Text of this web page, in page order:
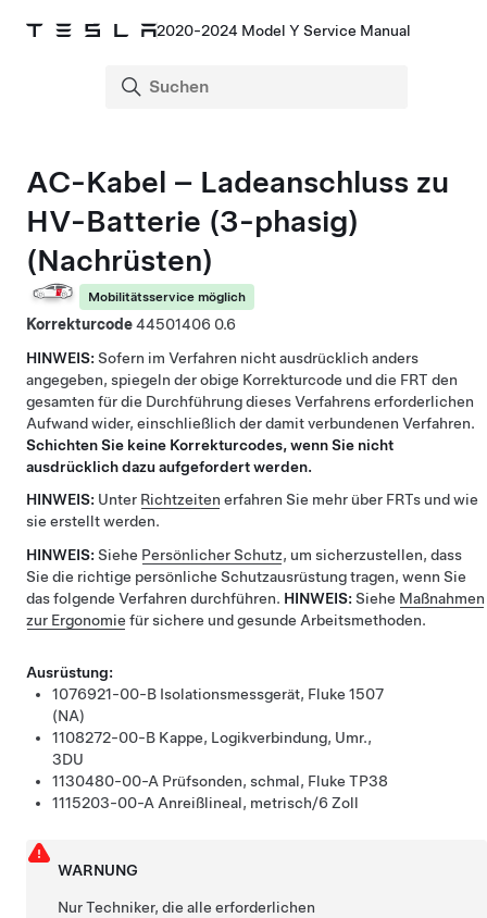
2020-2024 Model Y Service Manual
AC-Kabel – Ladeanschluss zu
HV-Batterie (3-phasig)
(Nachrüsten)
Mobilitätsservice möglich
Korrekturcode44501406 0.6
HINWEIS: Sofern im Verfahren nicht ausdrücklich anders
angegeben, spiegeln der obige Korrekturcode und die FRT den
gesamten für die Durchführung dieses Verfahrens erforderlichen
Aufwand wider, einschließlich der damit verbundenen Verfahren.
Schichten Sie keine Korrekturcodes, wenn Sie nicht
ausdrücklich dazu aufgefordert werden.
HINWEIS: Unter Richtzeiten erfahren Sie mehr über FRTs und wie
sie erstellt werden.
HINWEIS: Siehe Persönlicher Schutz, um sicherzustellen, dass
Sie die richtige persönliche Schutzausrüstung tragen, wenn Sie
das folgende Verfahren durchführen. HINWEIS: Siehe Maßnahmen
zur Ergonomie für sichere und gesunde Arbeitsmethoden.
Ausrüstung:
1076921-00-B Isolationsmessgerät, Fluke 1507
(NA)
1108272-00-B Kappe, Logikverbindung, Umr.,
3DU
1130480-00-A Prüfsonden, schmal, Fluke TP38
1115203-00-A Anreißlineal, metrisch/6 Zoll
WARNUNG
Nur Techniker, die alle erforderlichen